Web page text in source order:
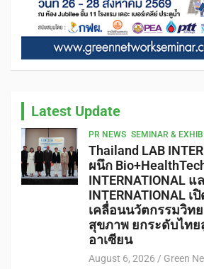
Latest Update
PR NEWS SEMINAR &
Thailand LAB
ผนึก
INTERNATIONAL แ
INTERNATIONAL เ
เคลื่อนนวัตกรรมวิท
สุขภาพ ยกระดับไทย
อาเซียน
August 6, 2026 Green